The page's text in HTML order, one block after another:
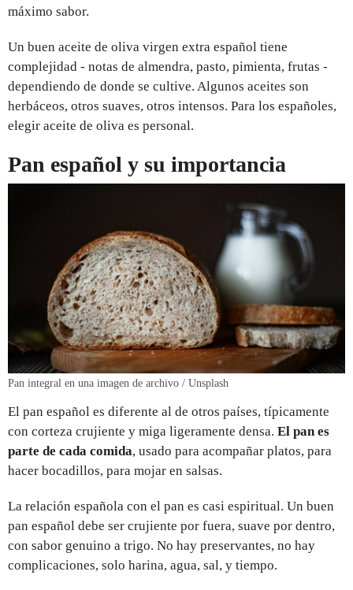
máximo sabor.
Un buen aceite de oliva virgen extra español tiene
complejidad - notas de almendra, pasto, pimienta, frutas -
dependiendo de donde se cultive. Algunos aceites son
herbáceos, otros suaves, otros intensos. Para los españoles,
elegir aceite de oliva es personal.
Pan español y su importancia
Pan integral en una imagen de archivo / Unsplash
El pan español es diferente al de otros países, típicamente
con corteza crujiente y miga ligeramente densa. El pan es
parte de cada comida, usado para acompañar platos, para
hacer bocadillos, para mojar en salsas.
La relación española con el pan es casi espiritual. Un buen
pan español debe ser crujiente por fuera, suave por dentro,
con sabor genuino a trigo. No hay preservantes, no hay
complicaciones, solo harina, agua, sal, y tiempo.